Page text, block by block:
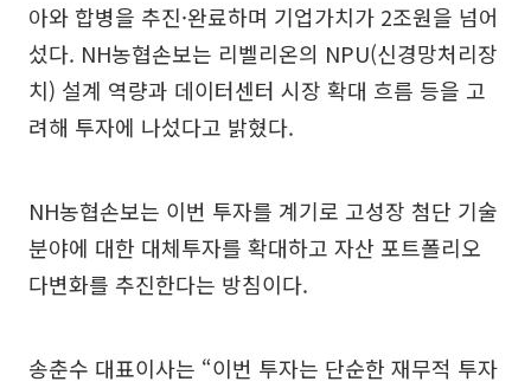
아와 합병을 추진·완료하며 기업가치가 2조원을 넘어
섰다. NH농협손보는 리벨리온의 NPU(신경망처리장
치) 설계 역량과 데이터센터 시장 확대 흐름 등을 고
려해 투자에 나섰다고 밝혔다.
NH농협손보는 이번 투자를 계기로 고성장 첨단 기술
분야에 대한 대체투자를 확대하고 자산 포트폴리오
다변화를 추진한다는 방침이다.
송춘수 대표이사는 “이번 투자는 단순한 재무적 투자